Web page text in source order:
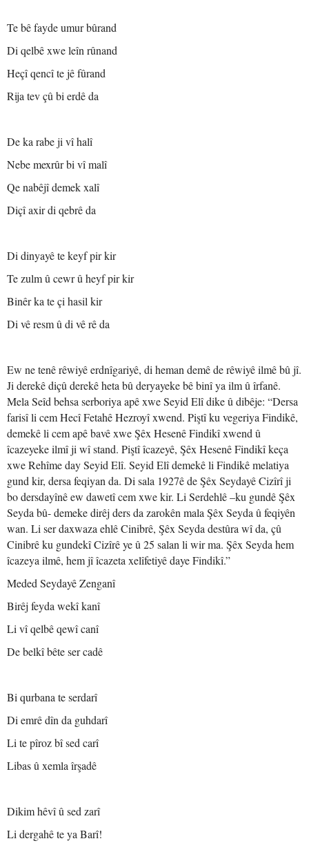
Te bê fayde umur bûrand
Di qelbê xwe leîn rûnand
Heçî qencî te jê fûrand
Rija tev çû bi erdê da
De ka rabe ji vî halî
Nebe mexrûr bi vî malî
Qe nabêjî demek xalî
Diçî axir di qebrê da
Di dinyayê te keyf pir kir
Te zulm û cewr û heyf pir kir
Binêr ka te çi hasil kir
Di vê resm û di vê rê da
Ew ne tenê rêwiyê erdnîgariyê, di heman demê de rêwiyê ilmê bû jî.
Ji derekê diçû derekê heta bû deryayeke bê binî ya ilm û îrfanê.
Mela Seîd behsa serboriya apê xwe Seyid Elî dike û dibêje: “Dersa
farisî li cem Hecî Fetahê Hezroyî xwend. Piştî ku vegeriya Findikê,
demekê li cem apê bavê xwe Şêx Hesenê Findikî xwend û
îcazeyeke ilmî ji wî stand. Piştî îcazeyê, Şêx Hesenê Findikî keça
xwe Rehîme day Seyid Elî. Seyid Elî demekê li Findikê melatiya
gund kir, dersa feqiyan da. Di sala 1927ê de Şêx Seydayê Cizîrî ji
bo dersdayînê ew dawetî cem xwe kir. Li Serdehlê –ku gundê Şêx
Seyda bû- demeke dirêj ders da zarokên mala Şêx Seyda û feqiyên
wan. Li ser daxwaza ehlê Cinibrê, Şêx Seyda destûra wî da, çû
Cinibrê ku gundekî Cizîrê ye û 25 salan li wir ma. Şêx Seyda hem
îcazeya ilmê, hem jî îcazeta xelîfetiyê daye Findikî.”
Meded Seydayê Zenganî
Birêj feyda wekî kanî
Li vî qelbê qewî canî
De belkî bête ser cadê
Bi qurbana te serdarî
Di emrê dîn da guhdarî
Li te pîroz bî sed carî
Libas û xemla îrşadê
Dikim hêvî û sed zarî
Li dergahê te ya Barî!